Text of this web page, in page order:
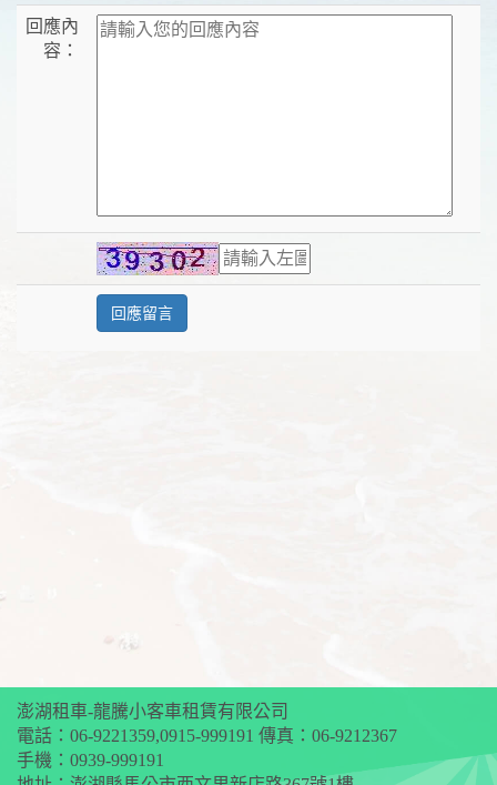
回應內
容：
澎湖租車-龍騰小客車租賃有限公司
電話： 06-9221359,0915-999191 傳真：06-9212367
手機： 0939-999191